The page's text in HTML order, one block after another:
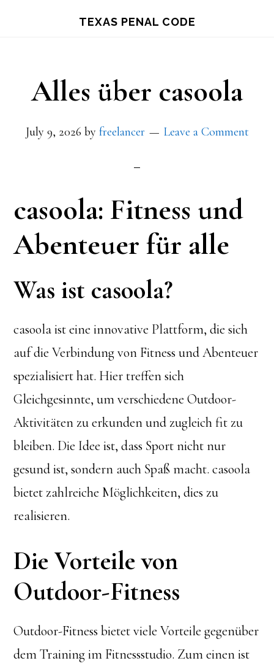
content
TEXAS PENAL CODE
Alles über casoola
July 9, 2026 by freelancer Leave a Comment
casoola: Fitness und
Abenteuer für alle
Was ist casoola?
casoola ist eine innovative Plattform, die sich
auf die Verbindung von Fitness und Abenteuer
spezialisiert hat. Hier treffen sich
Gleichgesinnte, um verschiedene Outdoor-
Aktivitäten zu erkunden und zugleich fit zu
bleiben. Die Idee ist, dass Sport nicht nur
gesund ist, sondern auch Spaß macht. casoola
bietet zahlreiche Möglichkeiten, dies zu
realisieren.
Die Vorteile von
Outdoor-Fitness
Outdoor-Fitness bietet viele Vorteile gegenüber
dem Training im Fitnessstudio. Zum einen ist